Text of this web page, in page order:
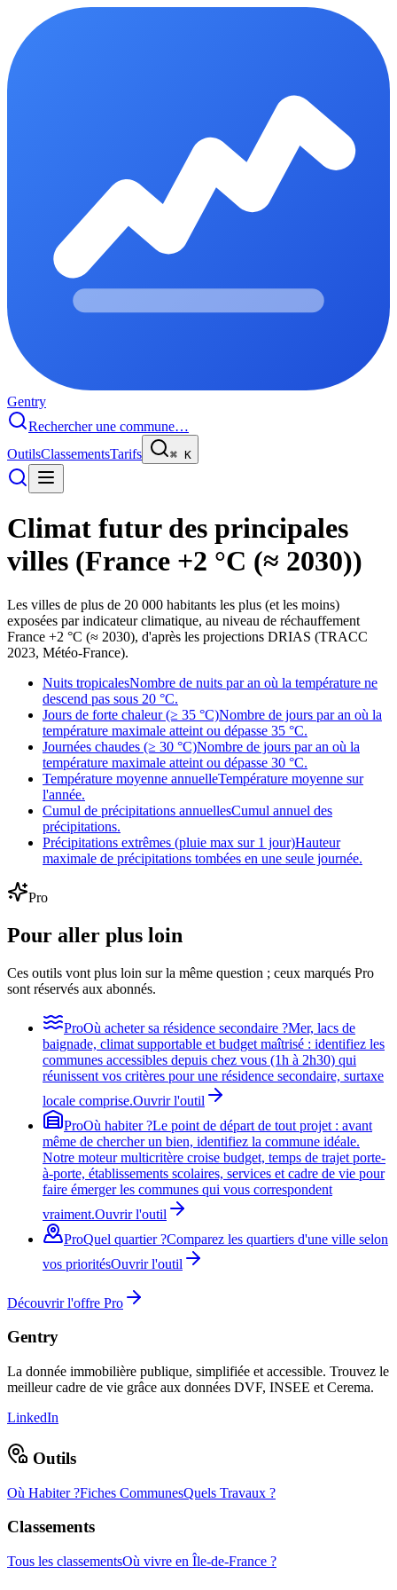
Gentry
Rechercher une commune…
OutilsClassementsTarifs ⌘ K
Climat futur des principales
villes (France +2 °C (≈ 2030))
Les villes de plus de 20 000 habitants les plus (et les moins)
exposées par indicateur climatique, au niveau de réchauffement
France +2 °C (≈ 2030), d'après les projections DRIAS (TRACC
2023, Météo-France).
Nuits tropicalesNombre de nuits par an où la température ne
descend pas sous 20 °C.
Jours de forte chaleur (≥ 35 °C)Nombre de jours par an où la
température maximale atteint ou dépasse 35 °C.
Journées chaudes (≥ 30 °C)Nombre de jours par an où la
température maximale atteint ou dépasse 30 °C.
Température moyenne annuelleTempérature moyenne sur
l'année.
Cumul de précipitations annuellesCumul annuel des
précipitations.
Précipitations extrêmes (pluie max sur 1 jour)Hauteur
maximale de précipitations tombées en une seule journée.
Pro
Pour aller plus loin
Ces outils vont plus loin sur la même question ; ceux marqués Pro
sont réservés aux abonnés.
ProOù acheter sa résidence secondaire ?Mer, lacs de
baignade, climat supportable et budget maîtrisé : identifiez les
communes accessibles depuis chez vous (1h à 2h30) qui
réunissent vos critères pour une résidence secondaire, surtaxe
locale comprise.Ouvrir l'outil
ProOù habiter ?Le point de départ de tout projet : avant
même de chercher un bien, identifiez la commune idéale.
Notre moteur multicritère croise budget, temps de trajet porte-
à-porte, établissements scolaires, services et cadre de vie pour
faire émerger les communes qui vous correspondent
vraiment.Ouvrir l'outil
ProQuel quartier ?Comparez les quartiers d'une ville selon
vos prioritésOuvrir l'outil
Découvrir l'offre Pro
Gentry
La donnée immobilière publique, simplifiée et accessible. Trouvez le
meilleur cadre de vie grâce aux données DVF, INSEE et Cerema.
LinkedIn
Outils
Où Habiter ?Fiches CommunesQuels Travaux ?
Classements
Tous les classementsOù vivre en Île-de-France ?